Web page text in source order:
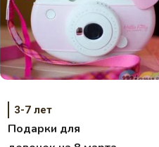
3-7 лет
Подарки для